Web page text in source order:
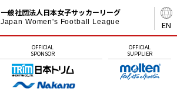
EN
一般社団法人日本女子サッカーリーグ
Japan Women's Football League
OFFICIAL
SPONSOR
OFFICIAL
SUPPLIER